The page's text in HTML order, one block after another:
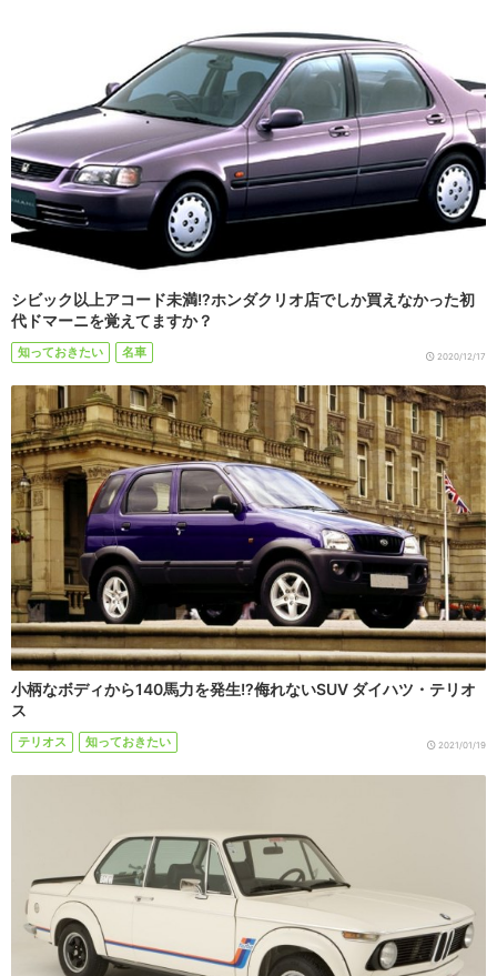
シビック以上アコード未満!?ホンダクリオ店でしか買えなかった初
代ドマーニを覚えてますか？
知っておきたい 名車 2020/12/17
小柄なボディから140馬力を発生!?侮れないSUV ダイハツ・テリオ
ス
テリオス 知っておきたい 2021/01/19